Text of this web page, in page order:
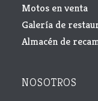
Motos en venta
Galería de
Almacén de
NOSOTROS